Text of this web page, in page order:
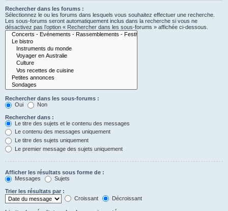
Rechercher dans les forums :
Sélectionnez le ou les forums dans lesquels vous souhaitez effectuer une recherche.
Les sous-forums seront automatiquement inclus dans la recherche si vous ne
désactivez pas l’option « Rechercher dans les sous-forums » affichée ci-dessous.
Rechercher dans les sous-forums :
Oui
Non
Rechercher dans :
Le titre des sujets et le contenu des messages
Le contenu des messages uniquement
Le titre des sujets uniquement
Le premier message des sujets uniquement
Afficher les résultats sous forme de :
Messages
Sujets
Trier les résultats par :
Croissant
Décroissant